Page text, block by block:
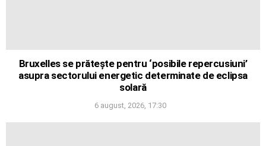
Bruxelles se prătește pentru ‘posibile repercusiuni’
asupra sectorului energetic determinate de eclipsa
solară
6 august, 2026, 17:30